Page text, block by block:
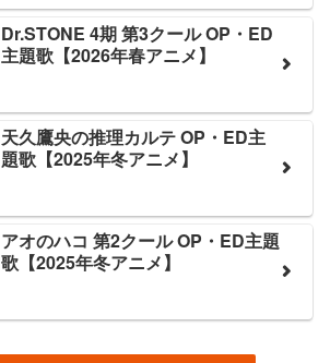
Dr.STONE 4期 第3クール OP・ED
主題歌【2026年春アニメ】
天久鷹央の推理カルテ OP・ED主
題歌【2025年冬アニメ】
アオのハコ 第2クール OP・ED主題
歌【2025年冬アニメ】